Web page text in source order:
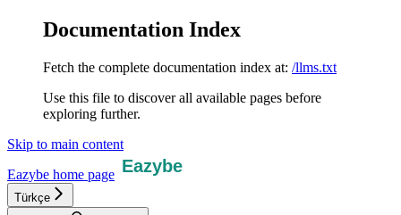
Documentation Index
Fetch the complete documentation index at: /llms.txt
Use this file to discover all available pages before
exploring further.
Skip to main content
Eazybe home page
Türkçe